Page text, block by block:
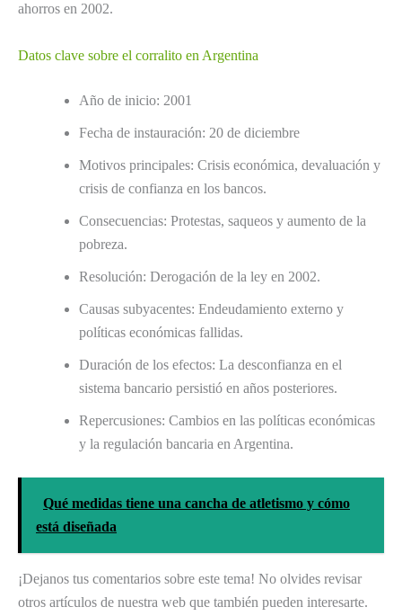
ahorros en 2002.
Datos clave sobre el corralito en Argentina
Año de inicio: 2001
Fecha de instauración: 20 de diciembre
Motivos principales: Crisis económica, devaluación y
crisis de confianza en los bancos.
Consecuencias: Protestas, saqueos y aumento de la
pobreza.
Resolución: Derogación de la ley en 2002.
Causas subyacentes: Endeudamiento externo y
políticas económicas fallidas.
Duración de los efectos: La desconfianza en el
sistema bancario persistió en años posteriores.
Repercusiones: Cambios en las políticas económicas
y la regulación bancaria en Argentina.
Qué medidas tiene una cancha de atletismo y cómo
está diseñada
¡Dejanos tus comentarios sobre este tema! No olvides revisar
otros artículos de nuestra web que también pueden interesarte.